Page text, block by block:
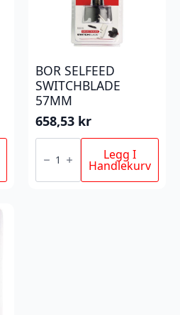
BOR SELFEED
SWITCHBLADE
57MM
658,53 kr
BOR
SWITCHBLADE
antall
Legg I
Handlekurv